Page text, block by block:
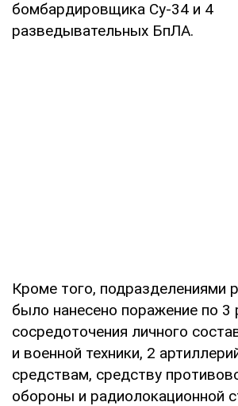
бомбардировщика Су-34 и 4
разведывательных БпЛА.
Кроме того, подразделениями
было нанесено поражение по 3
сосредоточения личного
и военной техники, 2
средствам, средству
обороны и радиолокационной